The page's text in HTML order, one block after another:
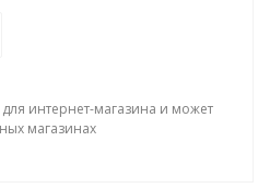
интернет-магазина и может
магазинах